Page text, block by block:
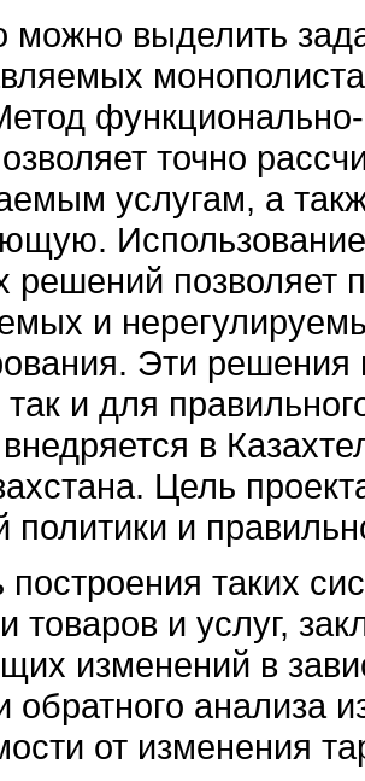
можно выделить
точно
услугам, а
решений позволяет
и
Эти решения
и для
в
Цель
политики и
построения таких
товаров и услуг,
изменений в
обратного анализа
от изменения